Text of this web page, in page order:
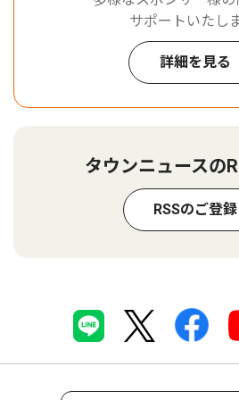
サポートいたしま
詳細を見る
タウンニュースの
RSSのご登録